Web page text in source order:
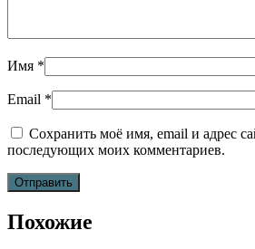
Имя *
Email *
Сохранить моё имя, email и адрес
последующих моих комментариев.
Похожие